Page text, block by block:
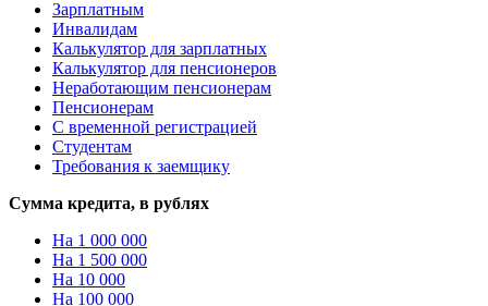
Зарплатным
Инвалидам
Калькулятор для зарплатных
Калькулятор для пенсионеров
Неработающим пенсионерам
Пенсионерам
С временной регистрацией
Студентам
Требования к заемщику
Сумма кредита, в рублях
На 1 000 000
На 1 500 000
На 10 000
На 100 000